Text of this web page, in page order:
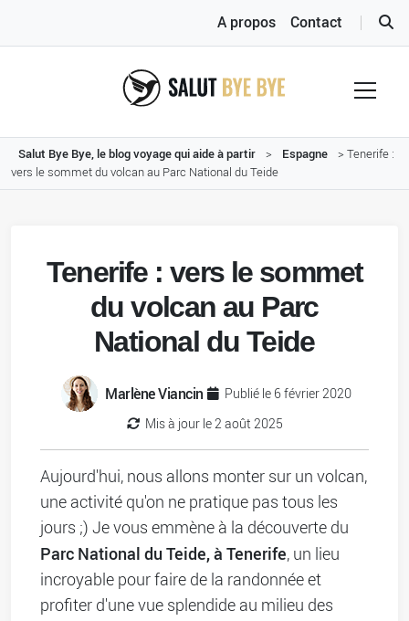
A propos Contact
Salut Bye Bye, le blog voyage qui aide à partir > Espagne > Tenerife :
vers le sommet du volcan au Parc National du Teide
Tenerife : vers le sommet
du volcan au Parc
National du Teide
Marlène Viancin
Publié le 6 février 2020
Mis à jour le 2 août 2025
Aujourd'hui, nous allons monter sur un volcan,
une activité qu'on ne pratique pas tous les
jours ;) Je vous emmène à la découverte du
Parc National du Teide, à Tenerife, un lieu
incroyable pour faire de la randonnée et
profiter d'une vue splendide au milieu des